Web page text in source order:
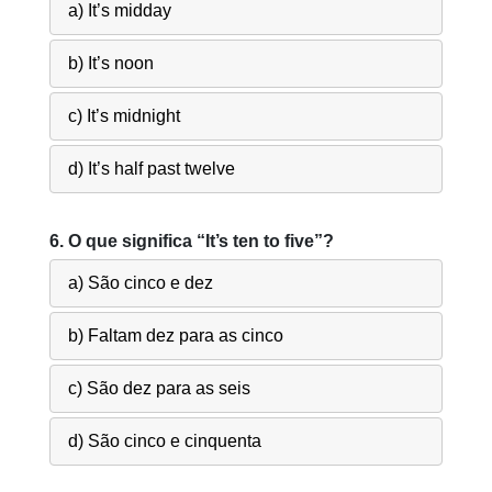
a) It’s midday
b) It’s noon
c) It’s midnight
d) It’s half past twelve
6. O que significa “It’s ten to five”?
a) São cinco e dez
b) Faltam dez para as cinco
c) São dez para as seis
d) São cinco e cinquenta